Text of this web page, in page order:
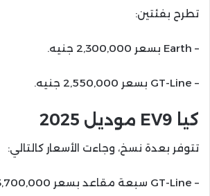
تطرح بفئتين:
– Earth بسعر 2,300,000 جنيه.
– GT-Line بسعر 2,550,000 جنيه.
كيا EV9 موديل 2025
تتوفر بعدة نسخ، وجاءت الأسعار كالتالي:
– GT-Line سبعة مقاعد بسعر 3,700,000 جنيه.